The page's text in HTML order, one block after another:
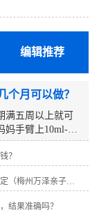
编辑推荐
个月可以做？
满五周以上就可
妈手臂上10ml-
本，对胎儿没有
安全的，孕妈
今，在梅州帮助
惑，是一家本地
？
梅州哪可以做胎儿亲子鉴定（梅州万泽亲子鉴定中心）
结果准确吗？